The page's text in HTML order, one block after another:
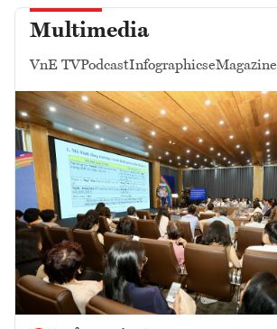
Multimedia
VnE TVPodcastInfographicseMagazine